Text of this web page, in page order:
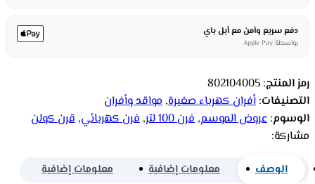
دفع سريع وآمن مع أبل باي
بواسطة Apple Pay
رمز المنتج: 802104005
التصنيفات: أفران كهرباء صغيرة, مواقد وأفران
الوسوم: عروض الموسم, فرن 100 لتر , فرن كهربائي, قرن كولن
مشاركة:
الوصف معلومات إضافية معلومات إضافية